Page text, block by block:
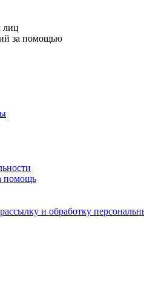
лиц
за помощью
помощь
и обработку